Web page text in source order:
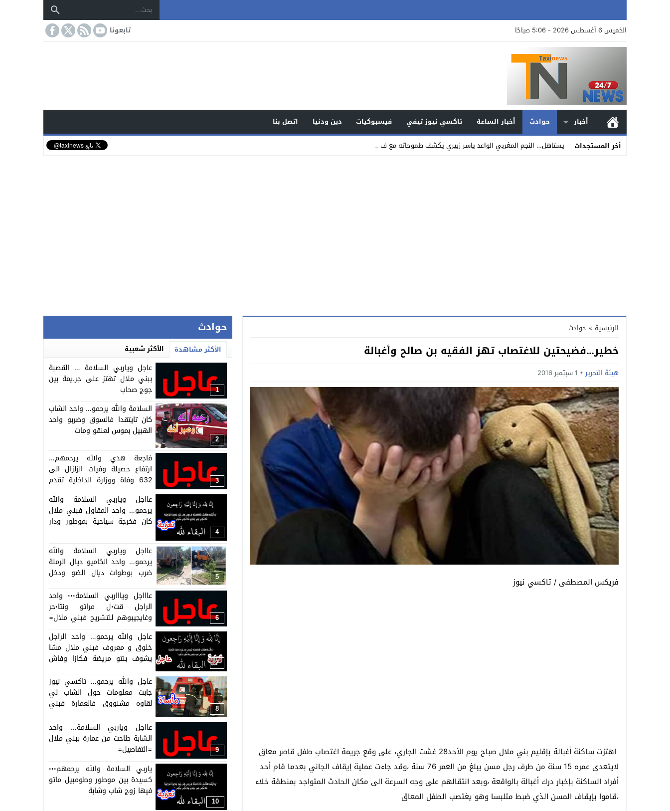
الخميس 6 أغسطس 2026 - 5:06 صباحًا تابعونا
أخبار حوادث أخبار الساعة تاكسي نيوز تيفي فيسبوكيات دين ودنيا
اتصل بنا
أخر المستجدات
يستاهل… النجم المغربي الواعد ياسر زبيري يكشف طموحاته مع فريقه الجديد _
الرئيسية » حوادث
خطير…فضيحتين للاغتصاب تهز الفقيه بن صالح وأغبالة
هيئة التحرير 1 سبتمبر 2016
فريكس المصطفى / تاكسي نيوز
اهتزت ساكنة أغبالة بإقليم بني ملال صباح يوم الأحد28 غشت الجاري، على وقع جريمة اغتصاب طفل قاصر معاق
لايتعدى عمره 15 سنة من طرف رجل مسن يبلغ من العمر 76 سنة ،وقد جاءت عملية إيقاف الجاني بعدما قام أحد
أفراد الساكنة بإخبار درك أغبالة بالواقعة ،وبعد انتقالهم على وجه السرعة الى مكان الحادث المتواجد بمنطقة خلاء
،قاموا بإيقاف المسن الذي ضبط متلبسا وهو يغتصب الطفل المعاق
حوادث
الأكثر مشاهدة الأكثر شعبية
1
عاجل وياربي السلامة … القصبة
ببني ملال تهتز على جر.يمة بين
جوج صحاب
2
السلامة والله يرحمو… واحد الشاب
كان تايتقدا فالسوق وضربو واحد
الهبيل بموس لعنقو ومات
3
فاجعة هدي والله يرحمهم…
ارتفاع حصيلة وفيات الزلزال الى
632 وفاة ووزارة الداخلية تقدم
4
عااجل وياربي السلامة والله
يرحمو… واحد المقاول فبني ملال
كان فخرجة سياحية بموطور ودار
5
عااجل وياربي السلامة والله
يرحمو… واحد الكاميو ديال الرملة
ضرب بوطوات ديال الضو ودخل
6
عاااجل وياااربي السلامة٠٠٠ واحد
الراجل قت٠ل مراتو ونتا٠حر
وغايجيبوهم للتشريح فبني ملال=
تفاصيل حصرية=
7
عاجل والله يرحمو… واحد الراجل
خلوق و معروف فبني ملال مشا
يشوف بنتو مريضة فكازا وفاش
بين صحابو واسرتو
8
عاجل والله يرحمو… تاكسي نيوز
جابت معلومات حول الشاب لي
لقاوه مشنووق فالعمارة فبني
9
عااجل وياربي السلامة… واحد
الشابة طاحت من عمارة ببني ملال
=التفاصيل=
10
ياربي السلامة والله يرحمهم٠٠٠
كسيدة بين موطور وطومبيل ماتو
فيها زوج شاب وشابة